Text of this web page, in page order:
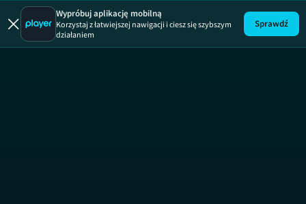
Ludożerca
Wypróbuj aplikację mobilną
Korzystaj z łatwiejszej nawigacji i ciesz się szybszym
działaniem
Sprawdź